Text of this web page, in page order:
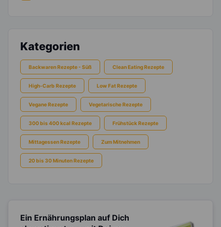
Kategorien
Backwaren Rezepte - Süß Clean Eating Rezepte
High-Carb Rezepte Low Fat Rezepte
Vegane Rezepte Vegetarische Rezepte
300 bis 400 kcal Rezepte Frühstück Rezepte
Mittagessen Rezepte Zum Mitnehmen
20 bis 30 Minuten Rezepte
Ein Ernährungsplan auf Dich